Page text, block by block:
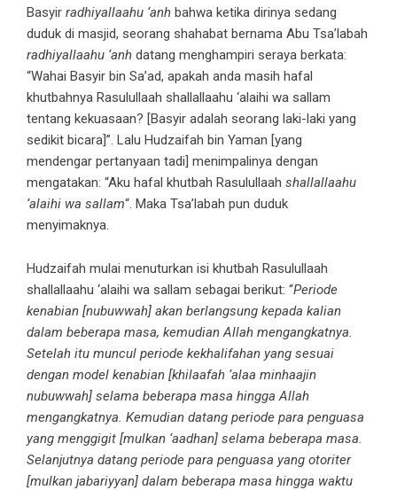
Basyir radhiyallaahu ‘anh bahwa ketika dirinya sedang
duduk di masjid, seorang shahabat bernama Abu Tsa’labah
radhiyallaahu ‘anh datang menghampiri seraya berkata:
“Wahai Basyir bin Sa’ad, apakah anda masih hafal
khutbahnya Rasulullaah shallallaahu ‘alaihi wa sallam
tentang kekuasaan? [Basyir adalah seorang laki-laki yang
sedikit bicara]”. Lalu Hudzaifah bin Yaman [yang
mendengar pertanyaan tadi] menimpalinya dengan
mengatakan: “Aku hafal khutbah Rasulullaah shallallaahu
‘alaihi wa sallam“. Maka Tsa’labah pun duduk
menyimaknya.
Hudzaifah mulai menuturkan isi khutbah Rasulullaah
shallallaahu ‘alaihi wa sallam sebagai berikut: “Periode
kenabian [nubuwwah] akan berlangsung kepada kalian
dalam beberapa masa, kemudian Allah mengangkatnya.
Setelah itu muncul periode kekhalifahan yang sesuai
dengan model kenabian [khilaafah ‘alaa minhaajin
nubuwwah] selama beberapa masa hingga Allah
mengangkatnya. Kemudian datang periode para penguasa
yang menggigit [mulkan ‘aadhan] selama beberapa masa.
Selanjutnya datang periode para penguasa yang otoriter
[mulkan jabariyyan] dalam beberapa masa hingga waktu